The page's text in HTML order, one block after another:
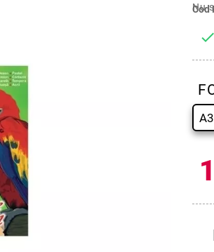
Cod
Nu

A3